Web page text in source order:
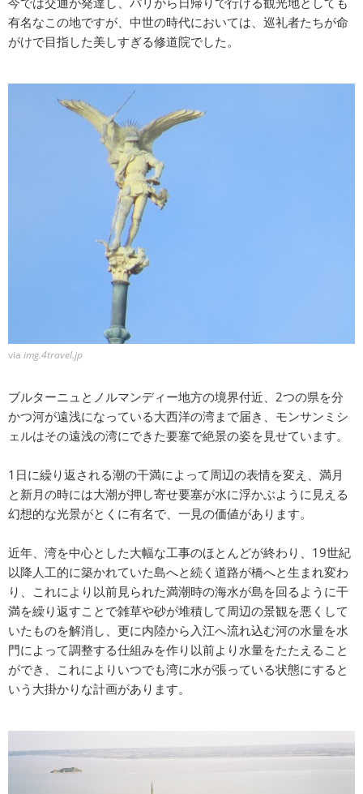
有名なこの地ですが、中世の時代においては、巡礼者たちが命
がけで目指した美しすぎる修道院でした。
via img.4travel.jp
ブルターニュとノルマンディー地方の境界付近、2つの県を分
かつ河が遠浅になっている大西洋の湾まで届き、モンサンミシ
ェルはその遠浅の湾にできた要塞で絶景の姿を見せています。
1日に繰り返される潮の干満によって周辺の表情を変え、満月
と新月の時には大潮が押し寄せ要塞が水に浮かぶように見える
幻想的な光景がとくに有名で、一見の価値があります。
近年、湾を中心とした大幅な工事のほとんどが終わり、19世紀
以降人工的に築かれていた島へと続く道路が橋へと生まれ変わ
り、これにより以前見られた満潮時の海水が島を回るように干
満を繰り返すことで雑草や砂が堆積して周辺の景観を悪くして
いたものを解消し、更に内陸から入江へ流れ込む河の水量を水
門によって調整する仕組みを作り以前より水量をたたえること
ができ、これによりいつでも湾に水が張っている状態にすると
いう大掛かりな計画があります。